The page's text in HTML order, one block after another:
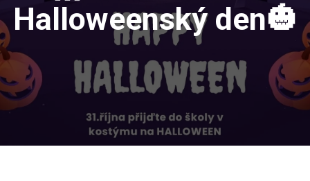
Halloweenský den🎃